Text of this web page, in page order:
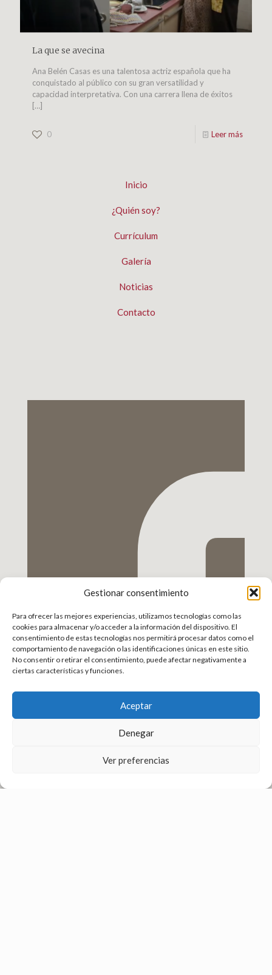
Gestionar consentimiento
Para ofrecer las mejores experiencias, utilizamos tecnologías como las
cookies para almacenar y/o acceder a la información del dispositivo. El
consentimiento de estas tecnologías nos permitirá procesar datos como el
comportamiento de navegación o las identificaciones únicas en este sitio.
No consentir o retirar el consentimiento, puede afectar negativamente a
ciertas características y funciones.
Aceptar
Denegar
Ver preferencias
La que se avecina
Ana Belén Casas es una talentosa actriz española que ha
conquistado al público con su gran versatilidad y
capacidad interpretativa. Con una carrera llena de éxitos
[…]
0 Leer más
Inicio
¿Quién soy?
Currículum
Galería
Noticias
Contacto